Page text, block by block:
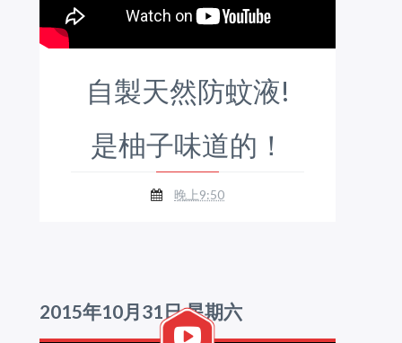
自製天然防蚊液!
是柚子味道的！
晚上9:50
2015年10月31日 星期六